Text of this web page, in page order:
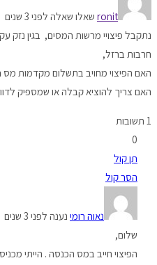
ronit שאלו שאלה לפני 3 שנים
נתקבל פיצויי מרשות המסים, בגין
חרבות ברזל,
האם הפיצוי מחויב בתשלום מקדמות מס
האם צריך להוציא קבלה או שמספיק
1 תשובות
0
תן קול
הסר קול
נאוה רומי נענה לפני 3 שנים
שלום,
הפיצוי חייב במס הכנסה . הייתי